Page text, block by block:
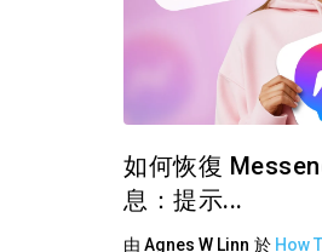
如何恢復
息：提示...
由Agnes W Linn 於 How